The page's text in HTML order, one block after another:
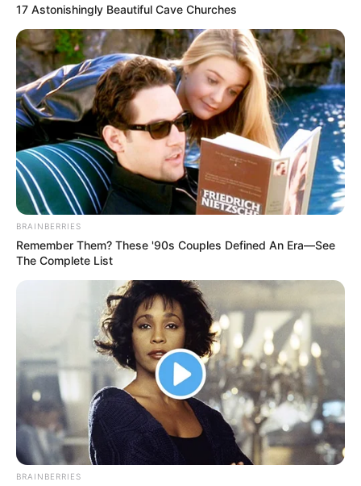
17 Astonishingly Beautiful Cave Churches
BRAINBERRIES
Remember Them? These '90s Couples Defined An Era—See
The Complete List
BRAINBERRIES